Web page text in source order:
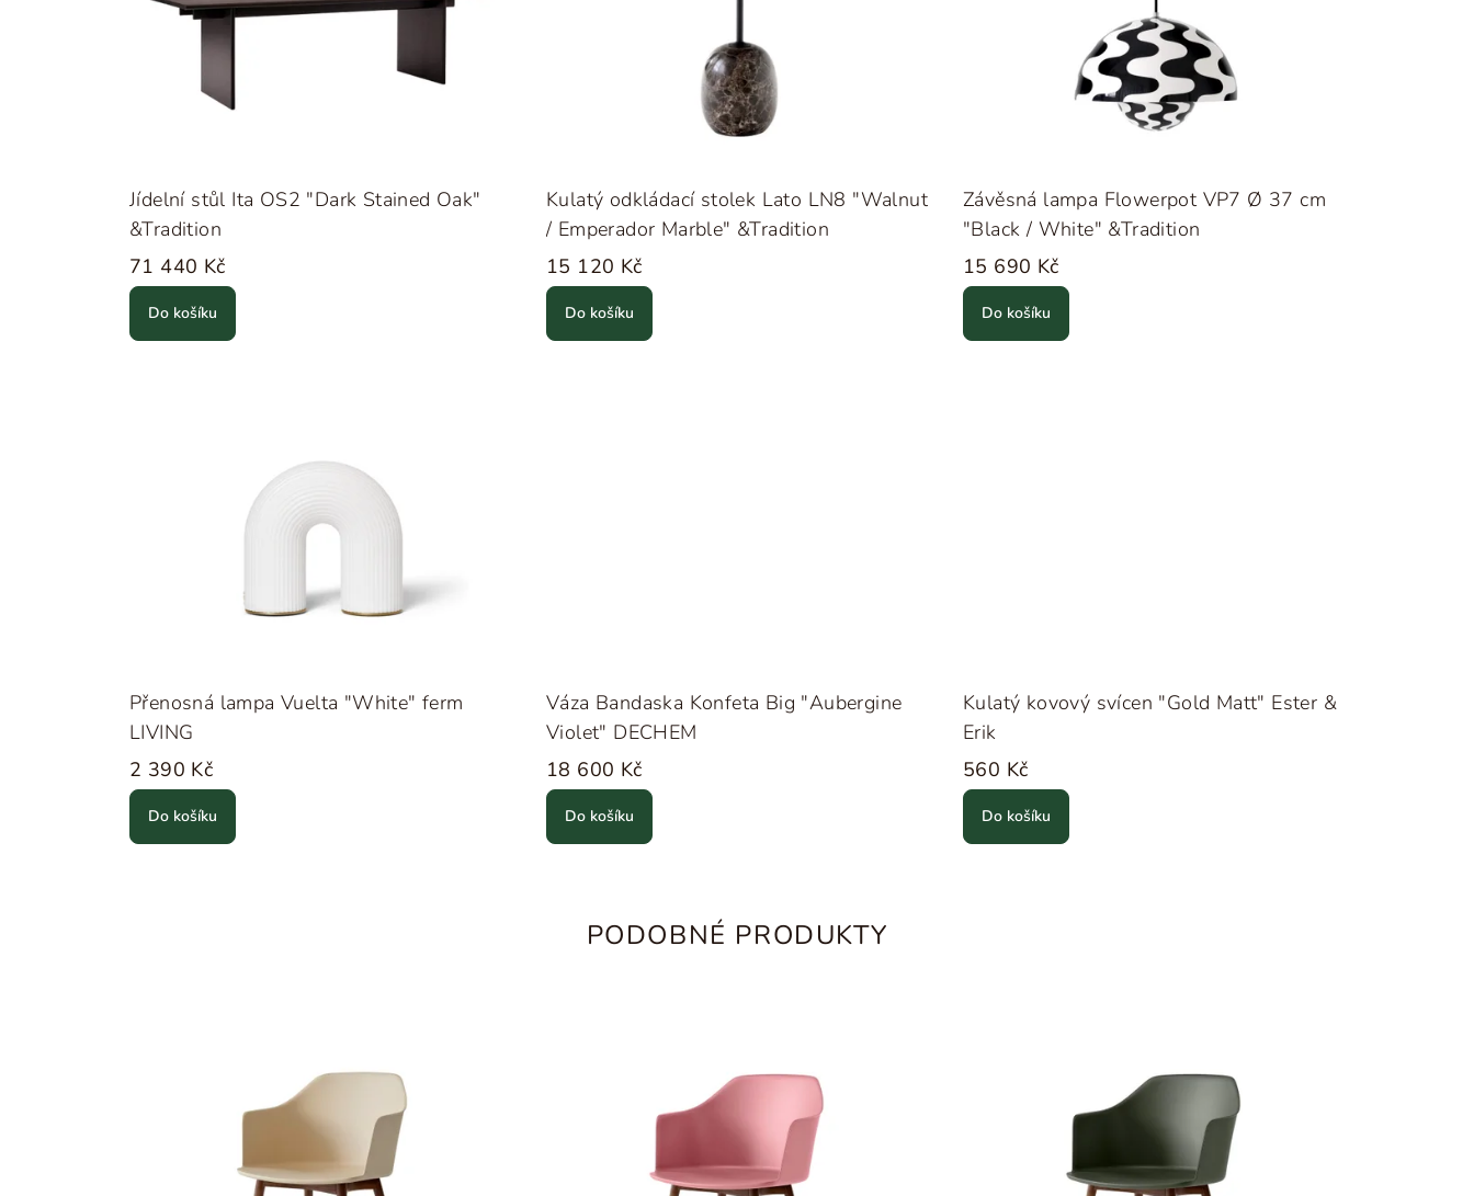
Jídelní stůl Ita OS2 "Dark Stained Oak"
&Tradition
71 440 Kč
Do košíku
Kulatý odkládací stolek Lato LN8 "Walnut
/ Emperador Marble" &Tradition
15 120 Kč
Do košíku
Závěsná lampa Flowerpot VP7 Ø 37 cm
"Black / White" &Tradition
15 690 Kč
Do košíku
Přenosná lampa Vuelta "White" ferm
LIVING
2 390 Kč
Do košíku
Váza Bandaska Konfeta Big "Aubergine
Violet" DECHEM
18 600 Kč
Do košíku
Kulatý kovový svícen "Gold Matt" Ester &
Erik
560 Kč
Do košíku
PODOBNÉ PRODUKTY